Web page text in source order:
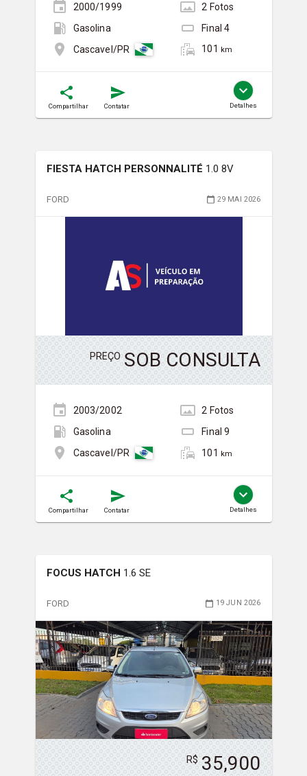
2000/1999 2 Fotos
Gasolina
Final4
Cascavel/PR
101 km
Compartilhar Contatar Detalhes
FIESTA HATCH PERSONNALITÉ 1.0 8V
FORD 29 MAI 2026
PREÇO SOB CONSULTA
2003/2002 2 Fotos
Gasolina
Final9
Cascavel/PR
101 km
Compartilhar Contatar Detalhes
FOCUS HATCH 1.6 SE
FORD 19 JUN 2026
R$ 35,900